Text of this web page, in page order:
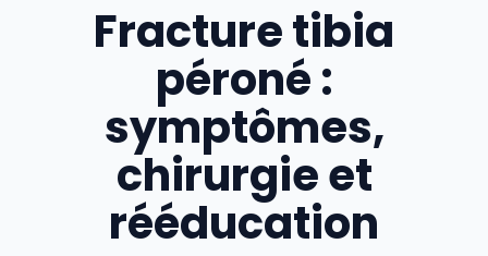
Fracture tibia
péroné :
symptômes,
chirurgie et
rééducation